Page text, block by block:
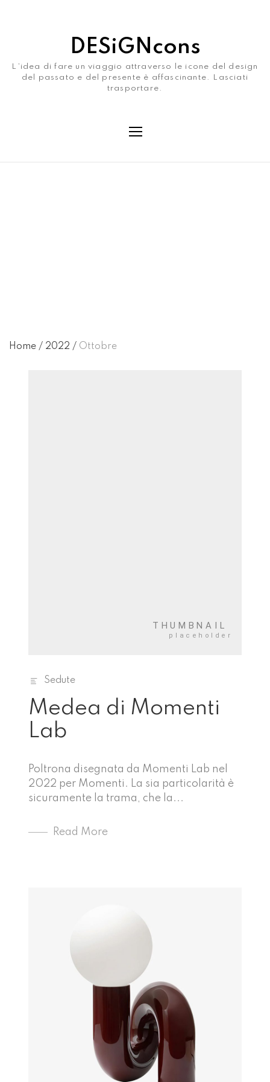
DESiGNcons
L’idea di fare un viaggio attraverso le icone del design
del passato e del presente è affascinante. Lasciati
trasportare.
Home / 2022 / Ottobre
Sedute
Medea di Momenti
Lab
Poltrona disegnata da Momenti Lab nel
2022 per Momenti. La sia particolarità è
sicuramente la trama, che la...
Read More